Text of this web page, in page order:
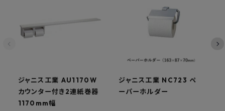
ジャニス工業 AU1170W
カウンター付き2連紙巻器
1170mm幅
ジャニス工業 NC723 ペ
ーパーホルダー